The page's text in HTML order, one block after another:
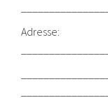
Adresse: